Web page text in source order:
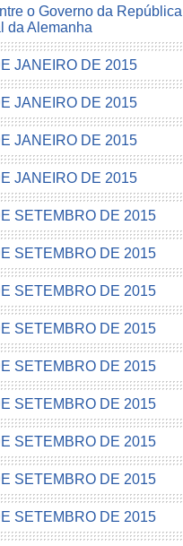
o Governo da
da Alemanha
JANEIRO DE 2015
JANEIRO DE 2015
JANEIRO DE 2015
JANEIRO DE 2015
SETEMBRO DE 2015
SETEMBRO DE 2015
SETEMBRO DE 2015
SETEMBRO DE 2015
SETEMBRO DE 2015
SETEMBRO DE 2015
SETEMBRO DE 2015
SETEMBRO DE 2015
SETEMBRO DE 2015